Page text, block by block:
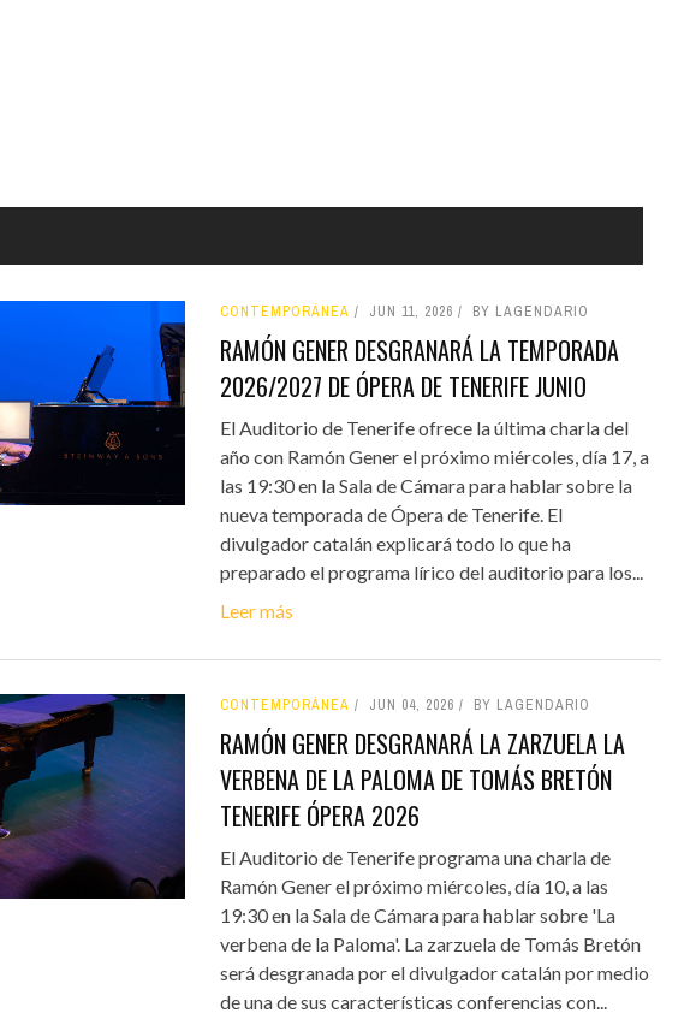
CONTEMPORÁNEA JUN 11, 2026 BY LAGENDARIO
RAMÓN GENER DESGRANARÁ LA TEMPORADA
2026/2027 DE ÓPERA DE TENERIFE JUNIO
El Auditorio de Tenerife ofrece la última charla del
año con Ramón Gener el próximo miércoles, día 17, a
las 19:30 en la Sala de Cámara para hablar sobre la
nueva temporada de Ópera de Tenerife. El
divulgador catalán explicará todo lo que ha
preparado el programa lírico del auditorio para los...
Leer más
CONTEMPORÁNEA JUN 04, 2026 BY LAGENDARIO
RAMÓN GENER DESGRANARÁ LA ZARZUELA LA
VERBENA DE LA PALOMA DE TOMÁS BRETÓN
TENERIFE ÓPERA 2026
El Auditorio de Tenerife programa una charla de
Ramón Gener el próximo miércoles, día 10, a las
19:30 en la Sala de Cámara para hablar sobre 'La
verbena de la Paloma'. La zarzuela de Tomás Bretón
será desgranada por el divulgador catalán por medio
de una de sus características conferencias con...